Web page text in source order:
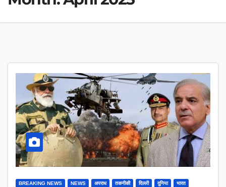
BREAKING NEWS NEWS अपराध तकनीकी दिल्ली दुनिया भारत